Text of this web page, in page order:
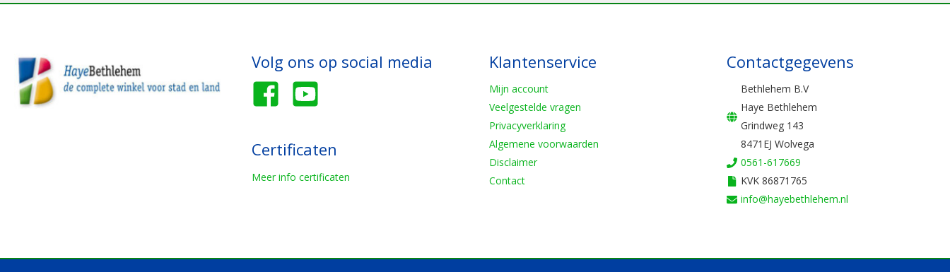
Volg ons op social media
Certificaten
Meer info certificaten
Klantenservice
Mijn account
Veelgestelde vragen
Privacyverklaring
Algemene voorwaarden
Disclaimer
Contact
Contactgegevens
Bethlehem B.V
Haye Bethlehem
Grindweg 143
8471EJ Wolvega
0561-617669
KVK 86871765
info@hayebethlehem.nl